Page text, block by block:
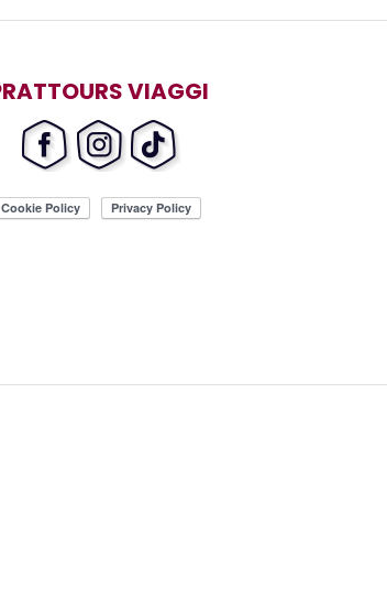
VIAGGI